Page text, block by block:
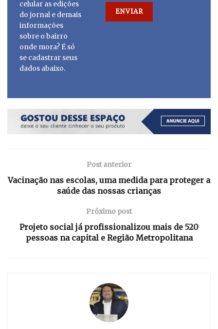
celular as edições
do jornal e demais
informações
sobre o bairro
onde mora? É só
se cadastrar seus
dados abaixo.
Post anterior
Vacinação nas escolas, uma medida para proteger a
saúde das nossas crianças
Próximo post
Projeto social já profissionalizou mais de 520
pessoas na capital e Região Metropolitana